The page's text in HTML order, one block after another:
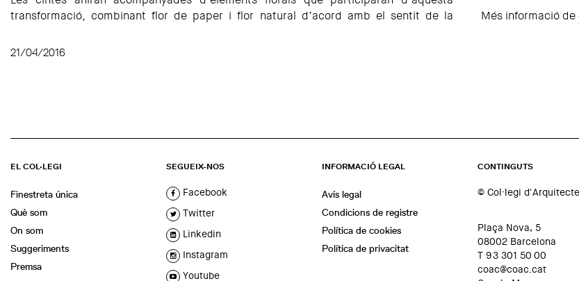
transformació, combinant flor de paper i flor natural d’acord amb el sentit de la
Més informació de
21/04/2016
EL COL·LEGI
Finestreta única
Què som
On som
Suggeriments
Premsa
SEGUEIX-NOS
Facebook
Twitter
Linkedin
Instagram
Youtube
INFORMACIÓ LEGAL
Avís legal
Condicions de registre
Política de cookies
Política de privacitat
CONTINGUTS
© Col·legi
Plaça Nova, 5
08002 Barcelona
T 93 301 50 00
coac@coac.cat